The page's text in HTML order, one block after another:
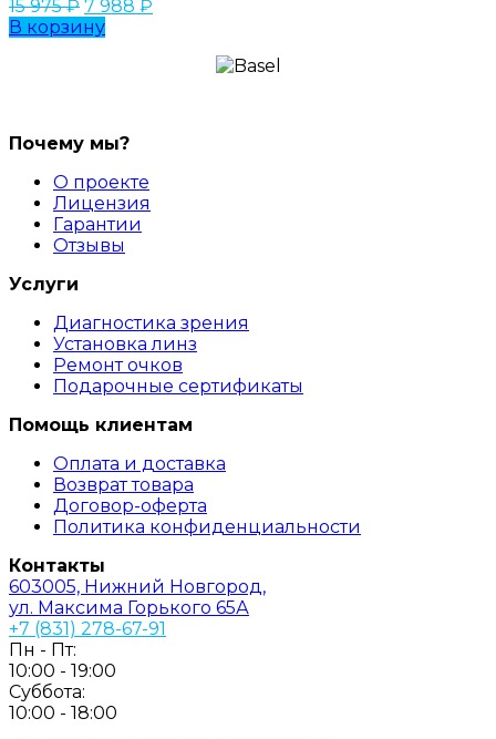
15 975₽ 7 988 ₽
В корзину
Почему мы?
О проекте
Лицензия
Гарантии
Отзывы
Услуги
Диагностика зрения
Установка линз
Ремонт очков
Подарочные сертификаты
Помощь клиентам
Оплата и доставка
Возврат товара
Договор-оферта
Политика конфиденциальности
Контакты
603005, Нижний Новгород,
ул. Максима Горького 65А
+7 (831) 278-67-91
Пн - Пт:
10:00 - 19:00
Суббота:
10:00 - 18:00